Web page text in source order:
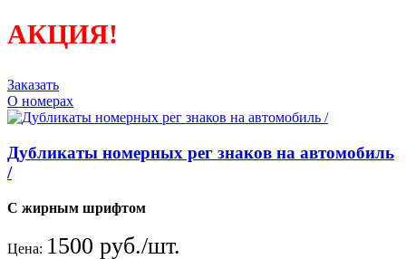
АКЦИЯ!
Заказать
О номерах
Дубликаты номерных рег знаков на автомобиль
/
С жирным шрифтом
Цена: 1500 руб./шт.